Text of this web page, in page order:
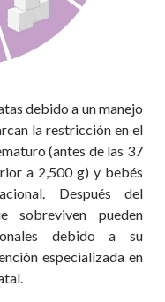
debido a un manejo
la restricción en el
(antes de las 37
a 2,500 g) y bebés
Después del
sobreviven pueden
debido a su
especializada en